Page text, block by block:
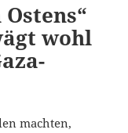
wohl
machten,